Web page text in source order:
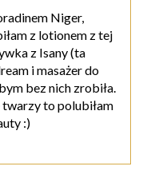
Niger,
z lotionem z tej
z Isany (ta
i masażer do
bez nich zrobiła.
to polubiłam
:)